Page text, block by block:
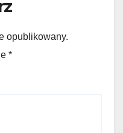
opublikowany.
*